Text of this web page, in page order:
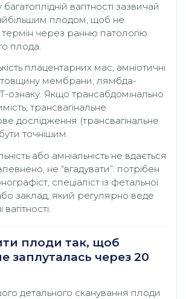
вагітності зазвичай
плодом, щоб не
термін через ранню патологію
плода.
плацентарних мас, амніотичні
мембрани, лямбда-
ознаку. Якщо трансабдомінально
трансвагінальне
дослідження (трансвагінальне
точнішим.
або амніальність не вдається
не “вгадувати”: потрібен
спеціаліст із фетальної
заклад, який регулярно веде
плоди так, щоб
заплуталась через 20
детального сканування плоди